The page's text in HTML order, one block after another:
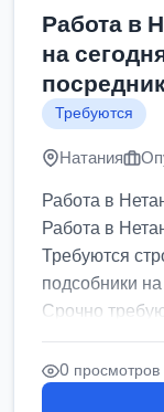
Работа в
на
Требуются
Натания
Работа в
Работа в
Требуются
подсобники
Срочно
0 просмотров